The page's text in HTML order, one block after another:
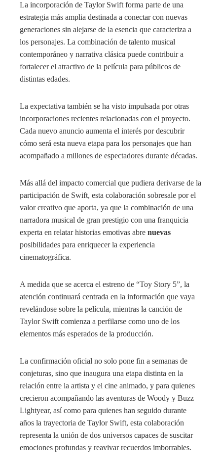
La incorporación de Taylor Swift forma parte de una
estrategia más amplia destinada a conectar con nuevas
generaciones sin alejarse de la esencia que caracteriza a
los personajes. La combinación de talento musical
contemporáneo y narrativa clásica puede contribuir a
fortalecer el atractivo de la película para públicos de
distintas edades.
La expectativa también se ha visto impulsada por otras
incorporaciones recientes relacionadas con el proyecto.
Cada nuevo anuncio aumenta el interés por descubrir
cómo será esta nueva etapa para los personajes que han
acompañado a millones de espectadores durante décadas.
Más allá del impacto comercial que pudiera derivarse de la
participación de Swift, esta colaboración sobresale por el
valor creativo que aporta, ya que la combinación de una
narradora musical de gran prestigio con una franquicia
experta en relatar historias emotivas abre nuevas
posibilidades para enriquecer la experiencia
cinematográfica.
A medida que se acerca el estreno de “Toy Story 5”, la
atención continuará centrada en la información que vaya
revelándose sobre la película, mientras la canción de
Taylor Swift comienza a perfilarse como uno de los
elementos más esperados de la producción.
La confirmación oficial no solo pone fin a semanas de
conjeturas, sino que inaugura una etapa distinta en la
relación entre la artista y el cine animado, y para quienes
crecieron acompañando las aventuras de Woody y Buzz
Lightyear, así como para quienes han seguido durante
años la trayectoria de Taylor Swift, esta colaboración
representa la unión de dos universos capaces de suscitar
emociones profundas y reavivar recuerdos imborrables.